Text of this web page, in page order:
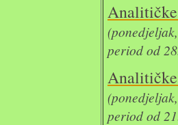
period od
period od